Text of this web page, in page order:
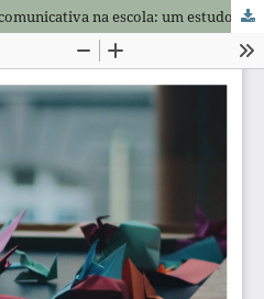
A interação como potência comunicativa na escola: um estudo sobre a resolução colaborativa de problemas